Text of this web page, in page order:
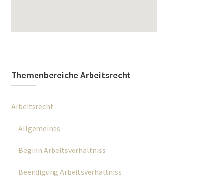
Themenbereiche Arbeitsrecht
Arbeitsrecht
Allgemeines
Beginn Arbeitsverhältniss
Beendigung Arbeitsverhältniss